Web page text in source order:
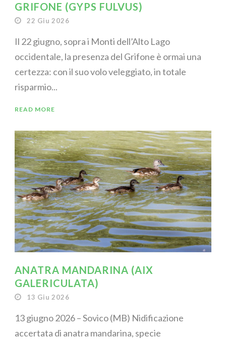
GRIFONE (GYPS FULVUS)
22 Giu 2026
Il 22 giugno, sopra i Monti dell’Alto Lago
occidentale, la presenza del Grifone è ormai una
certezza: con il suo volo veleggiato, in totale
risparmio...
READ MORE
ANATRA MANDARINA (AIX
GALERICULATA)
13 Giu 2026
13 giugno 2026 – Sovico (MB) Nidificazione
accertata di anatra mandarina, specie